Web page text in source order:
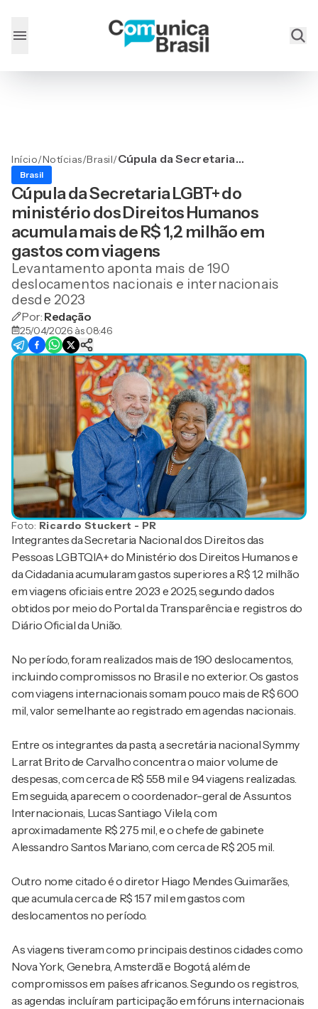
Início/Notícias/Brasil/Cúpula da Secretaria
Direitos Humanos acumula
mais de R$ 1,2 milhão em
gastos com viagens
Brasil
Cúpula da Secretaria LGBT+ do
ministério dos Direitos Humanos
acumula mais de R$ 1,2 milhão em
gastos com viagens
Levantamento aponta mais de 190
deslocamentos nacionais e internacionais
desde 2023
Por: Redação
25/04/2026 às 08:46
Foto: Ricardo Stuckert - PR
Integrantes da Secretaria Nacional dos Direitos das
Pessoas LGBTQIA+ do Ministério dos Direitos Humanos e
da Cidadania acumularam gastos superiores a R$ 1,2 milhão
em viagens oficiais entre 2023 e 2025, segundo dados
obtidos por meio do Portal da Transparência e registros do
Diário Oficial da União.
No período, foram realizados mais de 190 deslocamentos,
incluindo compromissos no Brasil e no exterior. Os gastos
com viagens internacionais somam pouco mais de R$ 600
mil, valor semelhante ao registrado em agendas nacionais.
Entre os integrantes da pasta, a secretária nacional Symmy
Larrat Brito de Carvalho concentra o maior volume de
despesas, com cerca de R$ 558 mil e 94 viagens realizadas.
Em seguida, aparecem o coordenador-geral de Assuntos
Internacionais, Lucas Santiago Vilela, com
aproximadamente R$ 275 mil, e o chefe de gabinete
Alessandro Santos Mariano, com cerca de R$ 205 mil.
Outro nome citado é o diretor Hiago Mendes Guimarães,
que acumula cerca de R$ 157 mil em gastos com
deslocamentos no período.
As viagens tiveram como principais destinos cidades como
Nova York, Genebra, Amsterdã e Bogotá, além de
compromissos em países africanos. Segundo os registros,
as agendas incluíram participação em fóruns internacionais